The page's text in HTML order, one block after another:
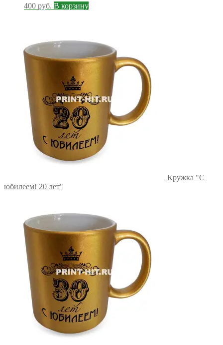
400 руб. В корзину
Кружка "С
юбилеем! 20 лет"